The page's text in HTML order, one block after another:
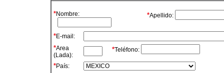
*Nombre: *Apellido:
*E-mail:
*Area
(Lada):
*Teléfono:
*País: